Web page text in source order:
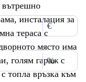
вътрешно
инсталация за
тераса с
място има
голям гараж с
топла връзка към
€
%